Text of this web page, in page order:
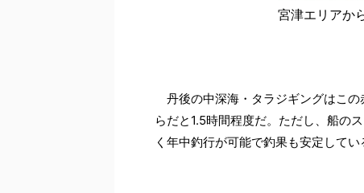
宮津エリアか
丹後の中深海・タラジギングはこの
らだと1.5時間程度だ。ただし、船の
く年中釣行が可能で釣果も安定してい